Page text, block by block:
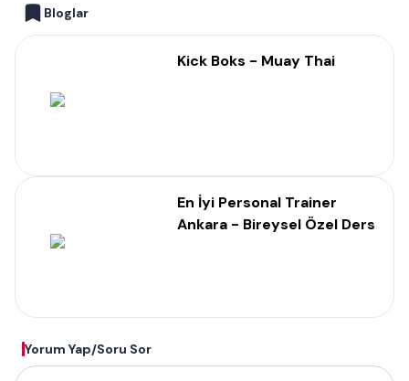
Bloglar
Kick Boks - Muay Thai
En İyi Personal Trainer
Ankara - Bireysel Özel Ders
Yorum Yap/Soru Sor